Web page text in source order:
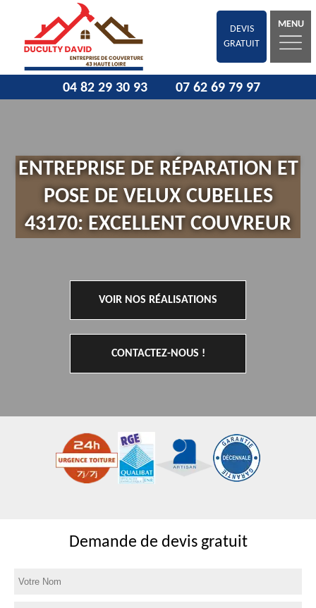
DEVIS
GRATUIT
MENU
04 82 29 30 93 07 62 69 79 97
ENTREPRISE DE RÉPARATION ET
POSE DE VELUX CUBELLES
43170: EXCELLENT COUVREUR
VOIR NOS RÉALISATIONS
CONTACTEZ-NOUS !
Demande de devis gratuit